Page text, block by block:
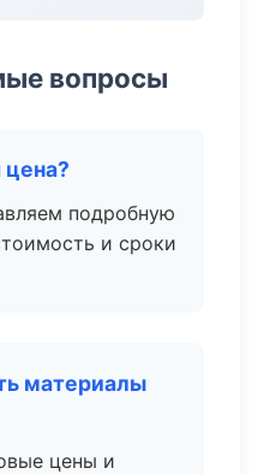
вопросы
подробную
и сроки
материалы
цены и